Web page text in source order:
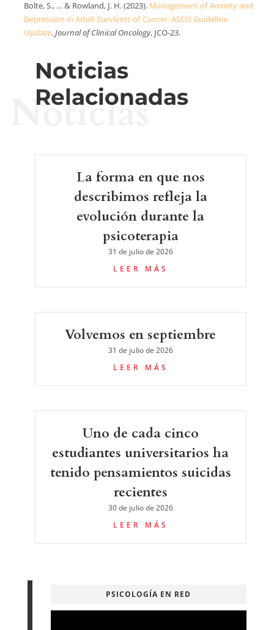
Bolte, S., … & Rowland, J. H. (2023). Management of Anxiety and
Depression in Adult Survivors of Cancer: ASCO Guideline
Update.Journal of Clinical Oncology, JCO-23.
Noticias
Relacionadas
Noticias
La forma en que nos
describimos refleja la
evolución durante la
psicoterapia
31 de julio de 2026
LEER MÁS
Volvemos en septiembre
31 de julio de 2026
LEER MÁS
Uno de cada cinco
estudiantes universitarios ha
tenido pensamientos suicidas
recientes
30 de julio de 2026
LEER MÁS
PSICOLOGÍA EN RED